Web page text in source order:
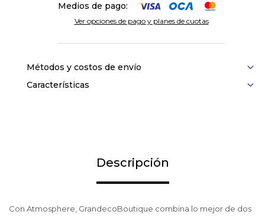
Medios de pago:
Ver opciones de pago y planes de cuotas
Métodos y costos de envío
Características
Descripción
Con Atmosphere, GrandecoBoutique combina lo mejor de dos